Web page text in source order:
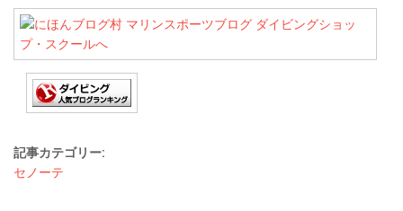
記事カテゴリー:
セノーテ